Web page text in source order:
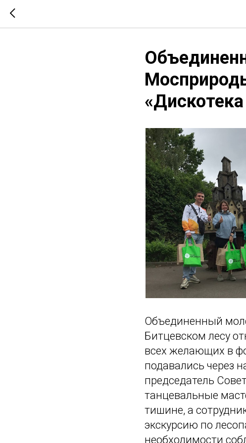
Объединенный
Битцевском лесу
всех желающих в
подавались через
председатель
танцевальные
тишине, а
экскурсию по
необходимости